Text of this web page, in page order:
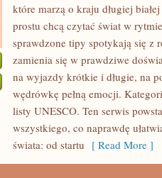
FAUNA
FLORA
które marzą o kraju długiej
prostu chcą czytać świat w
sprawdzone tipy spotykają się z
zamienia się w prawdziwe
na wyjazdy krótkie i długie, na
wędrówkę pełną emocji.
listy UNESCO. Ten serwis
wszystkiego, co naprawdę
świata: od startu [ Read More ]